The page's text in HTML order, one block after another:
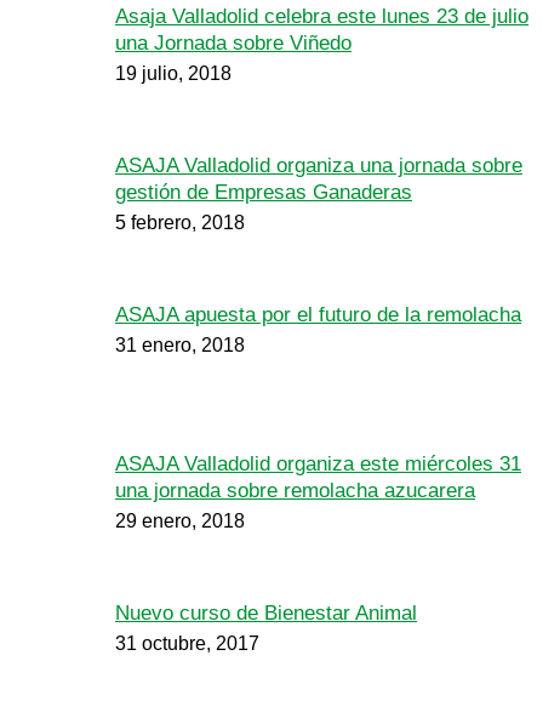
Asaja Valladolid celebra este lunes 23 de julio
una Jornada sobre Viñedo
19 julio, 2018
ASAJA Valladolid organiza una jornada sobre
gestión de Empresas Ganaderas
5 febrero, 2018
ASAJA apuesta por el futuro de la remolacha
31 enero, 2018
ASAJA Valladolid organiza este miércoles 31
una jornada sobre remolacha azucarera
29 enero, 2018
Nuevo curso de Bienestar Animal
31 octubre, 2017